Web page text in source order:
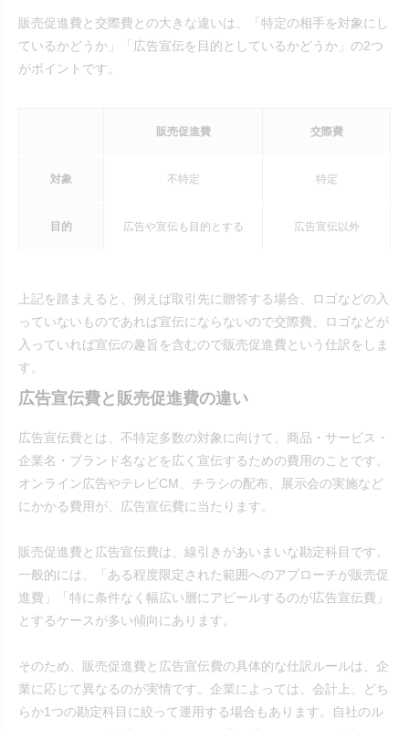
販売促進費と交際費との大きな違いは、「特定の相手を対象にし
ているかどうか」「広告宣伝を目的としているかどうか」の2つ
がポイントです。
販売促進費 交際費
対象 不特定 特定
目的 広告や宣伝も目的とする 広告宣伝以外
上記を踏まえると、例えば取引先に贈答する場合、ロゴなどの入
っていないものであれば宣伝にならないので交際費、ロゴなどが
入っていれば宣伝の趣旨を含むので販売促進費という仕訳をしま
す。
広告宣伝費と販売促進費の違い
広告宣伝費とは、不特定多数の対象に向けて、商品・サービス・
企業名・ブランド名などを広く宣伝するための費用のことです。
オンライン広告やテレビCM、チラシの配布、展示会の実施など
にかかる費用が、広告宣伝費に当たります。
販売促進費と広告宣伝費は、線引きがあいまいな勘定科目です。
一般的には、「ある程度限定された範囲へのアプローチが販売促
進費」「特に条件なく幅広い層にアピールするのが広告宣伝費」
とするケースが多い傾向にあります。
そのため、販売促進費と広告宣伝費の具体的な仕訳ルールは、企
業に応じて異なるのが実情です。企業によっては、会計上、どち
らか1つの勘定科目に絞って運用する場合もあります。自社のル